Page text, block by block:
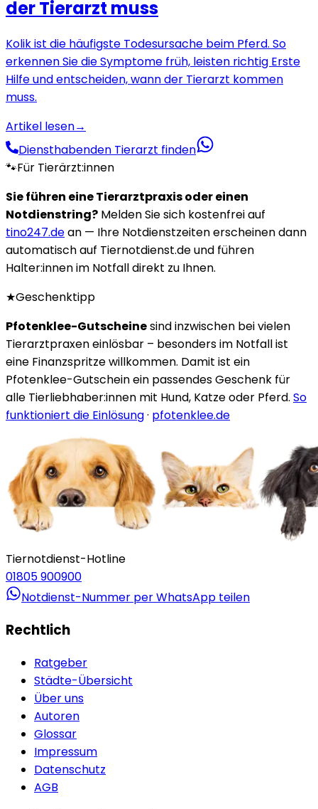
der Tierarzt muss
Kolik ist die häufigste Todesursache beim Pferd. So
erkennen Sie die Symptome früh, leisten richtig Erste
Hilfe und entscheiden, wann der Tierarzt kommen
muss.
Artikel lesen→
Diensthabenden Tierarzt finden
🐾Für Tierärzt:innen
Sie führen eine Tierarztpraxis oder einen
Notdienstring? Melden Sie sich kostenfrei auf
tino247.dean — Ihre Notdienstzeiten erscheinen dann
automatisch auf Tiernotdienst.de und führen
Halter:innen im Notfall direkt zu Ihnen.
★Geschenktipp
Pfotenklee-Gutscheinesind inzwischen bei vielen
Tierarztpraxen einlösbar – besonders im Notfall ist
eine Finanzspritze willkommen. Damit ist ein
Pfotenklee-Gutschein ein passendes Geschenk für
alle Tierliebhaber:innen mit Hund, Katze oder Pferd. So
funktioniert die Einlösung· pfotenklee.de
Tiernotdienst-Hotline
01805 900900
Notdienst-Nummer per WhatsApp teilen
Rechtlich
Ratgeber
Städte-Übersicht
Über uns
Autoren
Glossar
Impressum
Datenschutz
AGB